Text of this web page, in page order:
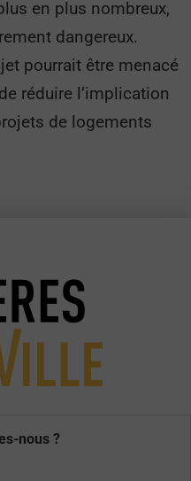
en plus nombreux,
dangereux.
pourrait être menacé
réduire l’implication
de logements
nous ?